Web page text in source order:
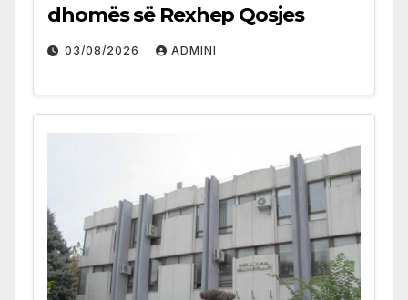
dhomës së Rexhep Qosjes
03/08/2026 ADMINI